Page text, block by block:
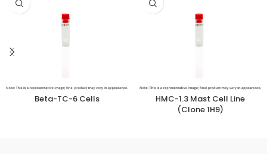
Beta-TC-6 Cells
HMC-1.3 Mast Cell Line
(Clone 1H9)